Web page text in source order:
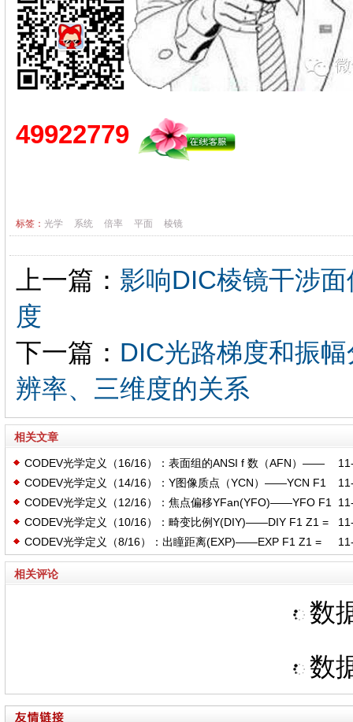
49922779
标签： 光学 系统 倍率 平面 棱镜
上一篇： 影响DIC棱镜干涉
度
下一篇： DIC光路梯度和振
辨率、三维度的关系
相关文章
CODEV光学定义（16/16）：表面组的ANSI f 数（AFN）——
AFN S0..I Z1 = 100​
CODEV光学定义（14/16）：Y图像质点（YCN）——YCN F1
Z1 = 100​
CODEV光学定义（12/16）：焦点偏移YFan(YFO)——YFO F1
Z1 = 100
CODEV光学定义（10/16）：畸变比例Y(DIY)——DIY F1 Z1 =
0.05
CODEV光学定义（8/16）：出瞳距离(EXP)——EXP F1 Z1 =
100
相关评论
数
数